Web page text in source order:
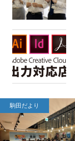
駒田だより